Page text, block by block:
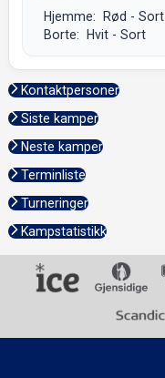
Hjemme: Rød - Sort
Borte: Hvit - Sort
Kontaktpersoner
Siste kamper
Neste kamper
Terminliste
Turneringer
Kampstatistikk